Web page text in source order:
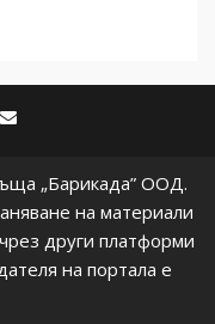
„Барикада” ООД.
на материали
други платформи
на портала е